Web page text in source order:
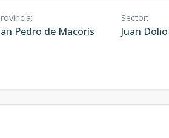
:
Pedro de Macorís
Sector:
Juan Dolio